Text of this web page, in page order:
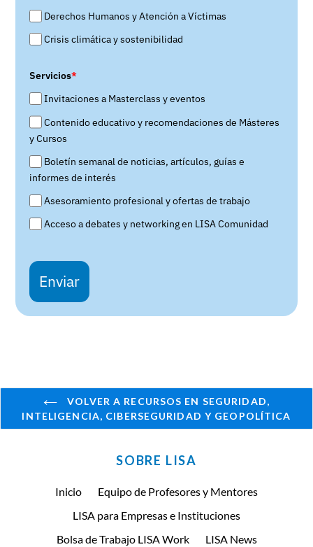
Derechos Humanos y Atención a Víctimas
Crisis climática y sostenibilidad
Servicios*
Invitaciones a Masterclass y eventos
Contenido educativo y recomendaciones de Másteres
y Cursos
Boletín semanal de noticias, artículos, guías e
informes de interés
Asesoramiento profesional y ofertas de trabajo
Acceso a debates y networking en LISA Comunidad
Enviar
VOLVER A RECURSOS EN SEGURIDAD,
INTELIGENCIA, CIBERSEGURIDAD Y GEOPOLÍTICA
SOBRE LISA
Inicio
Equipo de Profesores y Mentores
LISA para Empresas e Instituciones
Bolsa de Trabajo LISA Work
LISA News